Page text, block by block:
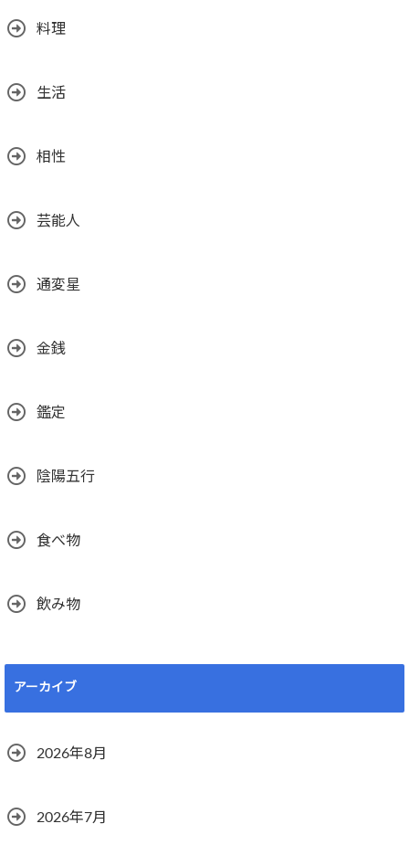
料理
生活
相性
芸能人
通変星
金銭
鑑定
陰陽五行
食べ物
飲み物
アーカイブ
2026年8月
2026年7月